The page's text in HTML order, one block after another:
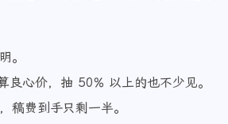
。
良心价，抽 50% 以上的也不少见。
稿费到手只剩一半。